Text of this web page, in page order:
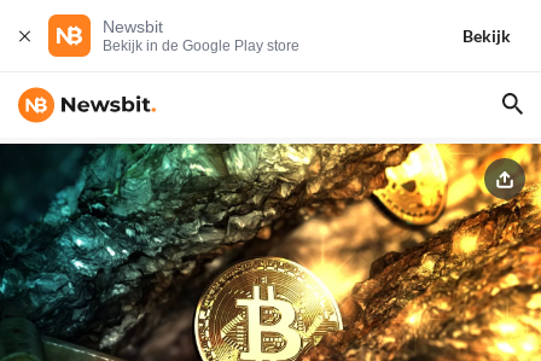
Newsbit
Bekijk in de Google Play store
Bekijk